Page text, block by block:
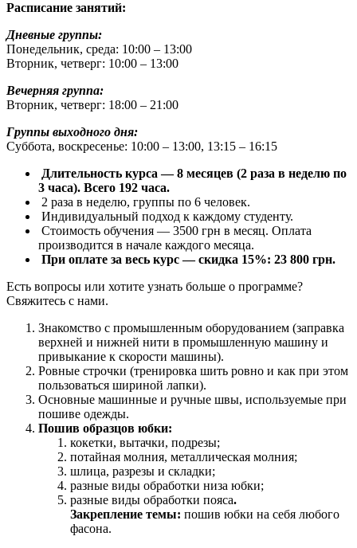
Расписание занятий:
Дневные группы:
Понедельник, среда: 10:00 – 13:00
Вторник, четверг: 10:00 – 13:00
Вечерняя группа:
Вторник, четверг: 18:00 – 21:00
Группы выходного дня:
Суббота, воскресенье: 10:00 – 13:00, 13:15 – 16:15
Длительность курса — 8 месяцев (2 раза в неделю по
3 часа). Всего 192 часа.
2 раза в неделю, группы по 6 человек.
Индивидуальный подход к каждому студенту.
Стоимость обучения — 3500 грн в месяц. Оплата
производится в начале каждого месяца.
При оплате за весь курс — скидка 15%: 23 800 грн.
Есть вопросы или хотите узнать больше о программе?
Свяжитесь с нами.
Знакомство с промышленным оборудованием (заправка
верхней и нижней нити в промышленную машину и
привыкание к скорости машины).
Ровные строчки (тренировка шить ровно и как при этом
пользоваться шириной лапки).
Основные машинные и ручные швы, используемые при
пошиве одежды.
Пошив образцов юбки:
кокетки, вытачки, подрезы;
потайная молния, металлическая молния;
шлица, разрезы и складки;
разные виды обработки низа юбки;
разные виды обработки пояса.
Закрепление темы: пошив юбки на себя любого
фасона.